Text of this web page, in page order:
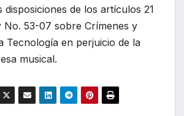
disposiciones de los artículos 21
No. 53-07 sobre Crímenes y
Tecnología en perjuicio de la
musical.